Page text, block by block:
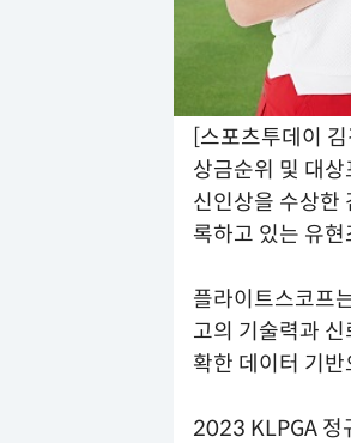
[스포츠투데이
상금순위 및 대
신인상을 수상한
록하고 있는 유
플라이트스코프
고의 기술력과
확한 데이터 기
2023 KLPGA 정